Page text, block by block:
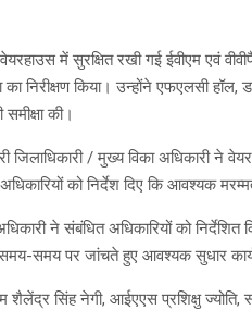
में सुरक्षित रखी गई ईवीएम एवं
निरीक्षण किया। उन्होंने एफएलसी
की।
जिलाधिकारी / मुख्य विका अधिकारी ने
अधिकारियों को निर्देश दिए कि आवश्यक
ने संबंधित अधिकारियों को
समय पर जांचते हुए आवश्यक सुधार
शैलेंद्र सिंह नेगी, आईएएस प्रशिक्षु ज्योति,